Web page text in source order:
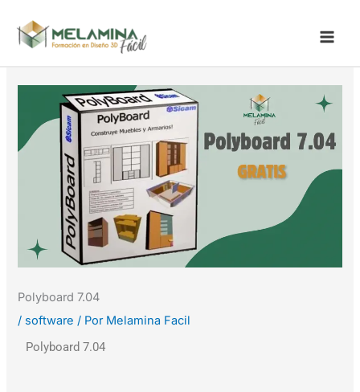
contenido
Polyboard 7.04
/ software / Por Melamina Facil
Polyboard 7.04